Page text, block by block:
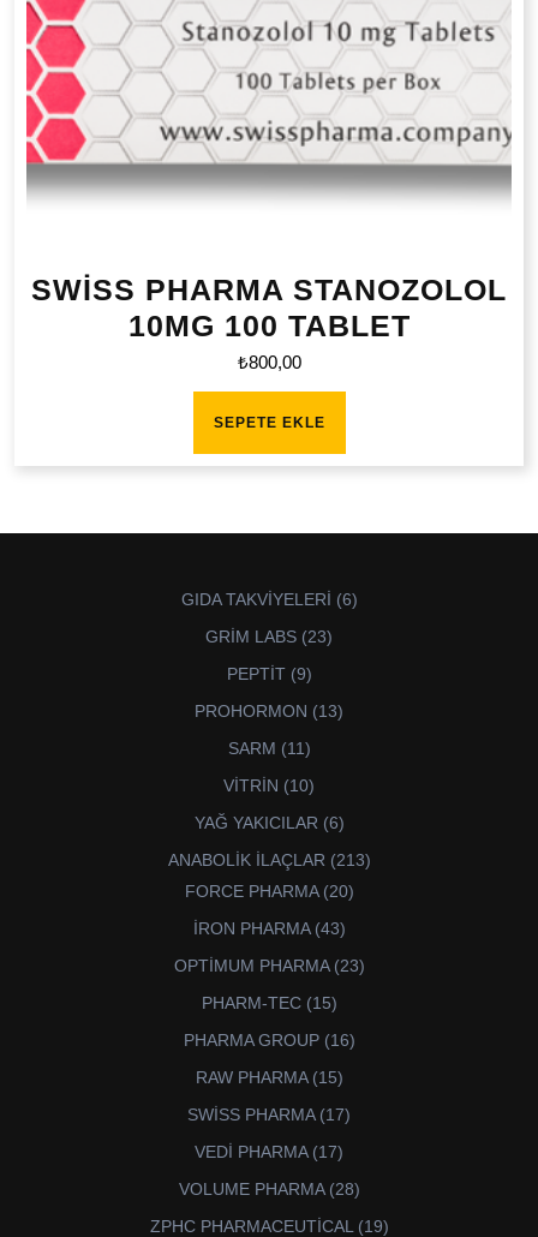
SWİSS PHARMA STANOZOLOL
10MG 100 TABLET
₺800,00
SEPETE EKLE
GIDA TAKVİYELERİ 66
GRİM LABS 2323
PEPTİT 99
PROHORMON 1313
SARM 1111
VİTRİN 1010
YAĞ YAKICILAR 66
ANABOLİK İLAÇLAR 213213
FORCE PHARMA 2020
İRON PHARMA 4343
OPTİMUM PHARMA 2323
PHARM-TEC 1515
PHARMA GROUP 1616
RAW PHARMA 1515
SWİSS PHARMA 1717
VEDİ PHARMA 1717
VOLUME PHARMA 2828
ZPHC PHARMACEUTİCAL 1919